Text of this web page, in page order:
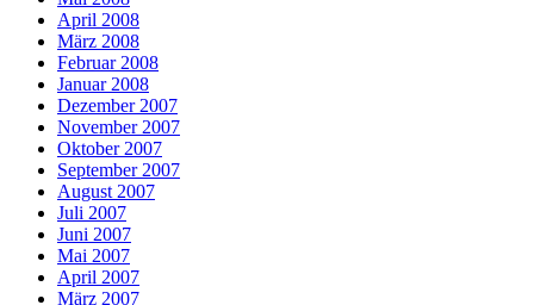
April 2008
März 2008
Februar 2008
Januar 2008
Dezember 2007
November 2007
Oktober 2007
September 2007
August 2007
Juli 2007
Juni 2007
Mai 2007
April 2007
März 2007